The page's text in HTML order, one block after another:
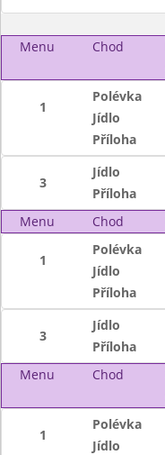
Menu Chod
1
Polévka
Jídlo
Příloha
3
Jídlo
Příloha
Menu
Chod
1
Polévka
Jídlo
Příloha
3
Jídlo
Příloha
Menu
Chod
1
Polévka
Jídlo